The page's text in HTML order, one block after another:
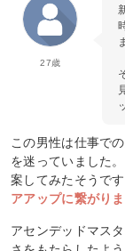
27歳
この男性は仕事で
を迷っていました
案してみたそうです
アアップに繋がり
アセンデッドマス